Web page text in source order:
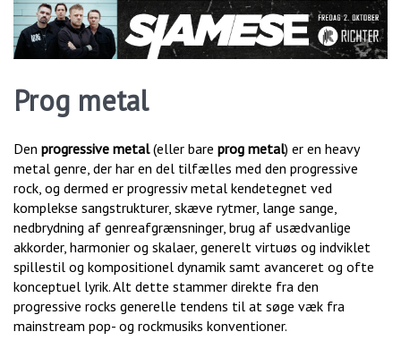
Prog metal
Den progressive metal(eller bare prog metal) er en heavy
metal genre, der har en del tilfælles med den progressive
rock, og dermed er progressiv metal kendetegnet ved
komplekse sangstrukturer, skæve rytmer, lange sange,
nedbrydning af genreafgrænsninger, brug af usædvanlige
akkorder, harmonier og skalaer, generelt virtuøs og indviklet
spillestil og kompositionel dynamik samt avanceret og ofte
konceptuel lyrik. Alt dette stammer direkte fra den
progressive rocks generelle tendens til at søge væk fra
mainstream pop- og rockmusiks konventioner.